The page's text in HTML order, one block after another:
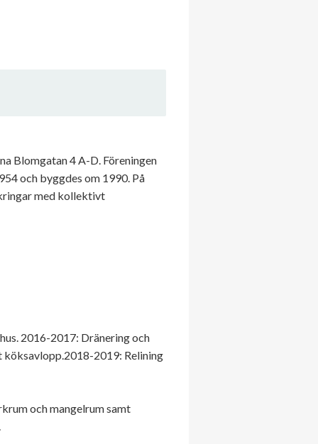
Blomgatan 4 A-D. Föreningen
och byggdes om 1990. På
med kollektivt
2016-2017: Dränering och
köksavlopp.2018-2019: Relining
och mangelrum samt